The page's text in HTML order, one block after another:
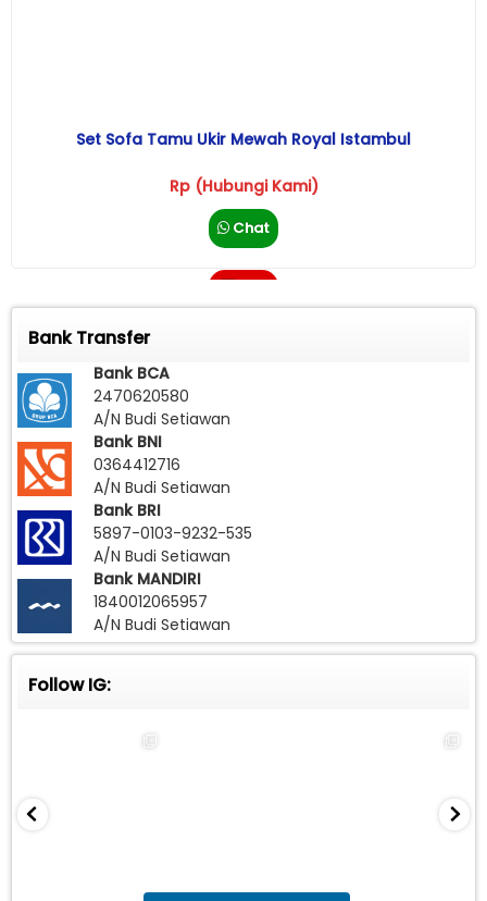
Set Sofa Tamu Ukir Mewah Royal Istambul
Rp (Hubungi Kami)
Chat
Bank Transfer
Bank BCA
2470620580
A/N Budi Setiawan
Bank BNI
0364412716
A/N Budi Setiawan
Bank BRI
5897-0103-9232-535
A/N Budi Setiawan
Bank MANDIRI
1840012065957
A/N Budi Setiawan
Follow IG: